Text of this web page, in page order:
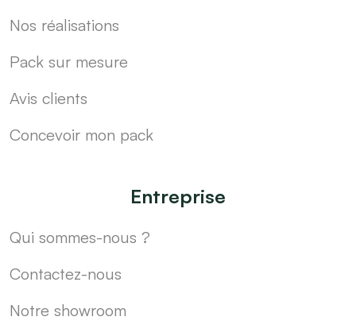
Nos réalisations
Pack sur mesure
Avis clients
Concevoir mon pack
Entreprise
Qui sommes-nous ?
Contactez-nous
Notre showroom